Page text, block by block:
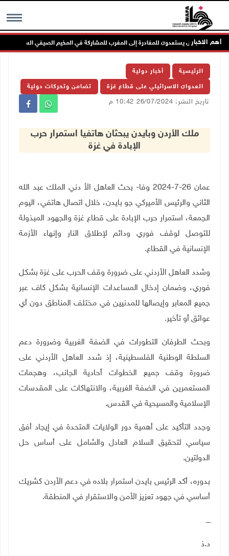
MENU أهم الاخبار
الرئيسية أخبار دولية
العدوان الاسرائيلي على قطاع غزة تضامن وتحركات دولية
تاريخ النشر: 26/07/2024 10:42 م
ملك الأردن وبايدن يبحثان هاتفيا استمرار حرب
الإبادة في غزة
عمان 26-7-2024 وفا- بحث العاهل الأ دني الملك عبد الله
الثاني والرئيس الأميركي جو بايدن، خلال اتصال هاتفي، اليوم
الجمعة، استمرار حرب الإبادة على قطاع غزة والجهود المبذولة
للتوصل لوقف فوري ودائم لإطلاق النار وإنهاء الأزمة
الإنسانية في القطاع.
وشدد العاهل الأردني على ضرورة وقف الحرب على غزة بشكل
فوري، وضمان إدخال المساعدات الإنسانية بشكل كاف عبر
جميع المعابر وإيصالها للمدنيين في مختلف المناطق دون أي
عوائق أو تأخير.
وبحث الطرفان التطورات في الضفة الغربية وضرورة دعم
السلطة الوطنية الفلسطينية، إذ شدد العاهل الأردني على
ضرورة وقف جميع الخطوات أحادية الجانب، وهجمات
المستعمرين في الضفة الغربية، والانتهاكات على المقدسات
الإسلامية والمسيحية في القدس.
وجدد التأكيد على أهمية دور الولايات المتحدة في إيجاد أفق
سياسي لتحقيق السلام العادل والشامل على أساس حل
الدولتين.
بدوره، أكد الرئيس بايدن استمرار بلاده في دعم الأردن كشريك
أساسي في جهود تعزيز الأمن والاستقرار في المنطقة.
ــــ
د.ذ